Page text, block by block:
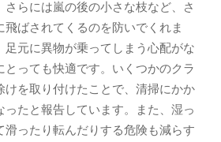
さらには嵐の後の小さな枝など、さ
飛ばされてくるのを防いでくれま
足元に異物が乗ってしまう心配がな
とっても快適です。いくつかのクラ
けを取り付けたことで、清掃にかか
ったと報告しています。また、湿っ
滑ったり転んだりする危険も減らす